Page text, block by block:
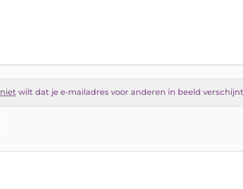
nietwilt dat je e-mailadres voor anderen in beeld verschijnt